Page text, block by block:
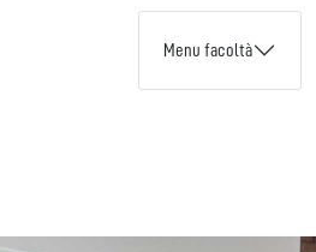
Menu facoltà